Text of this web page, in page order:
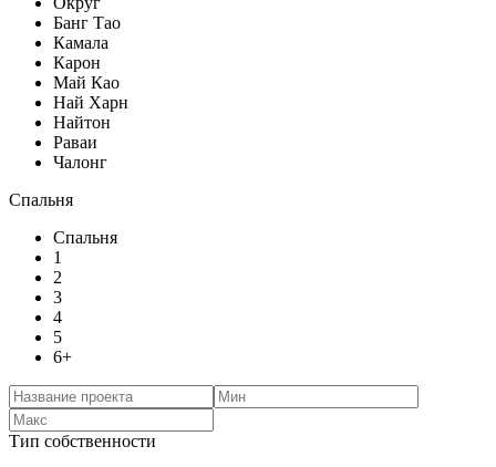
Банг Тао
Камала
Карон
Май Као
Най Харн
Найтон
Раваи
Чалонг
Спальня
Спальня
1
2
3
4
5
6+
Тип собственности